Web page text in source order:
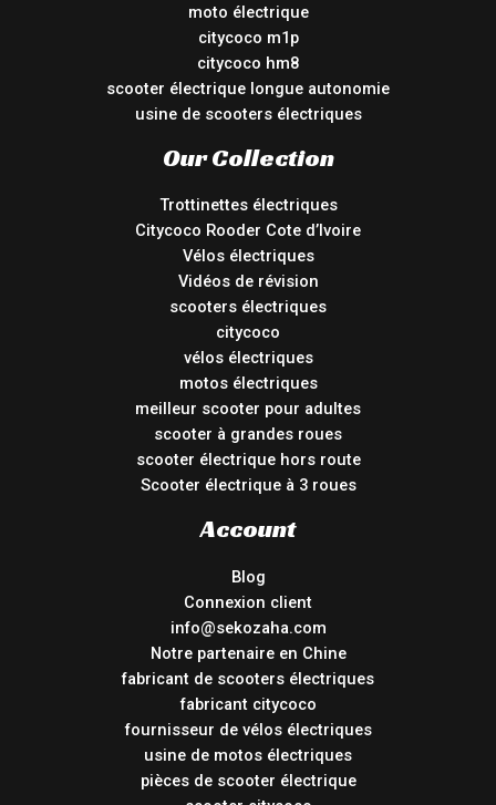
moto électrique
citycoco m1p
citycoco hm8
scooter électrique longue autonomie
usine de scooters électriques
Our Collection
Trottinettes électriques
Citycoco Rooder Cote d’Ivoire
Vélos électriques
Vidéos de révision
scooters électriques
citycoco
vélos électriques
motos électriques
meilleur scooter pour adultes
scooter à grandes roues
scooter électrique hors route
Scooter électrique à 3 roues
Account
Blog
Connexion client
info@sekozaha.com
Notre partenaire en Chine
fabricant de scooters électriques
fabricant citycoco
fournisseur de vélos électriques
usine de motos électriques
pièces de scooter électrique